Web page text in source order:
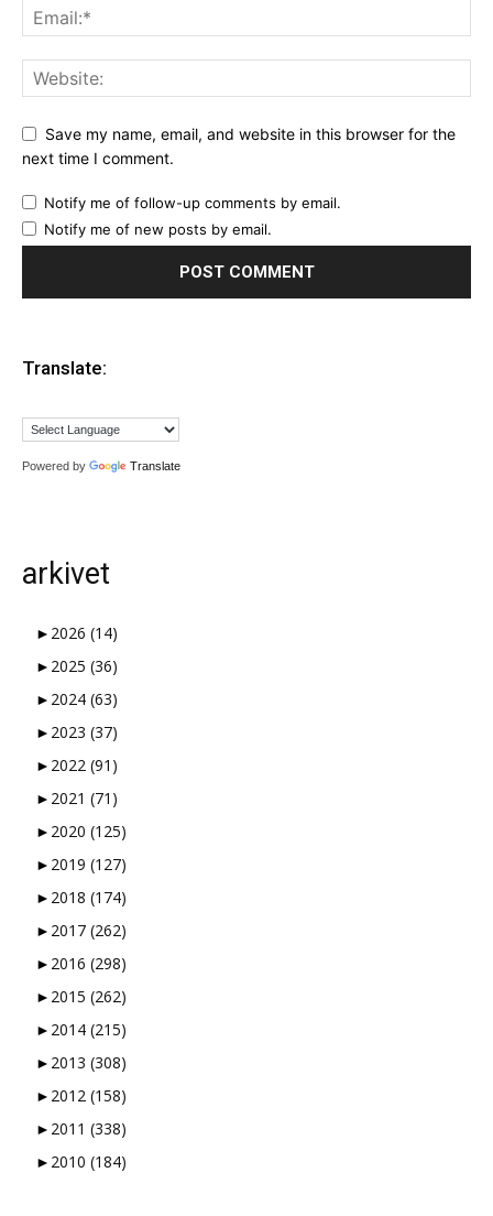
Save my name, email, and website in this browser for the
next time I comment.
Notify me of follow-up comments by email.
Notify me of new posts by email.
Translate:
Powered by Translate
arkivet
► 2026 (14)
► 2025 (36)
► 2024 (63)
► 2023 (37)
► 2022 (91)
► 2021 (71)
► 2020 (125)
► 2019 (127)
► 2018 (174)
► 2017 (262)
► 2016 (298)
► 2015 (262)
► 2014 (215)
► 2013 (308)
► 2012 (158)
► 2011 (338)
► 2010 (184)